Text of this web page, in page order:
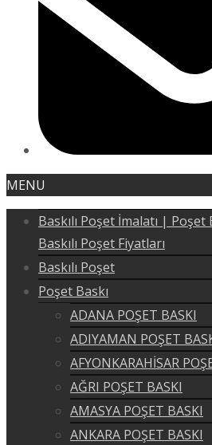
MENU
Baskılı Poşet İmalatı | Poşet
Baskılı Poşet Fiyatları
Baskılı Poşet
Poşet Baskı
ADANA POŞET BASKI
ADIYAMAN POŞET
AFYONKARAHİSAR
AĞRI POŞET BASKI
AMASYA POŞET BASKI
ANKARA POŞET BASKI